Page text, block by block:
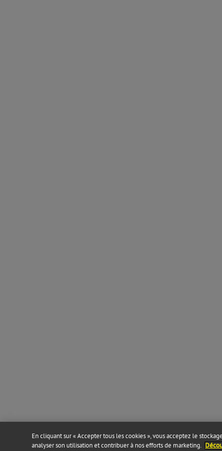
En cliquant sur « Accepter tous les cookies », vous acceptez le
analyser son utilisation et contribuer à nos efforts de marketing.